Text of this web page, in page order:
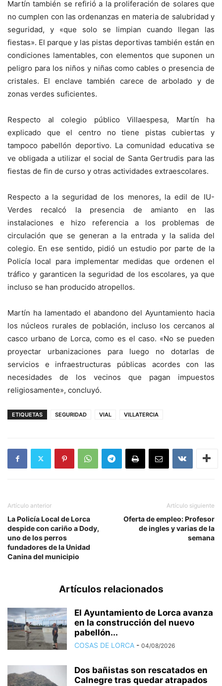
Martín también se refirió a la proliferación de solares que
no cumplen con las ordenanzas en materia de salubridad y
seguridad, y «que solo se limpian cuando llegan las
fiestas». El parque y las pistas deportivas también están en
condiciones lamentables, con elementos que suponen un
peligro para los niños y niñas como cables o presencia de
cristales. El enclave también carece de arbolado y de
zonas verdes suficientes.
Respecto al colegio público Villaespesa, Martín ha
explicado que el centro no tiene pistas cubiertas y
tampoco pabellón deportivo. La comunidad educativa se
ve obligada a utilizar el social de Santa Gertrudis para las
fiestas de fin de curso y otras actividades extraescolares.
Respecto a la seguridad de los menores, la edil de IU-
Verdes recalcó la presencia de amianto en las
instalaciones e hizo referencia a los problemas de
circulación que se generan a la entrada y la salida del
colegio. En ese sentido, pidió un estudio por parte de la
Policía local para implementar medidas que ordenen el
tráfico y garanticen la seguridad de los escolares, ya que
incluso se han producido atropellos.
Martín ha lamentado el abandono del Ayuntamiento hacia
los núcleos rurales de población, incluso los cercanos al
casco urbano de Lorca, como es el caso. «No se pueden
proyectar urbanizaciones para luego no dotarlas de
servicios e infraestructuras públicas acordes con las
necesidades de los vecinos que pagan impuestos
religiosamente», concluyó.
ETIQUETAS SEGURIDAD VIAL VILLATERCIA
Artículo anterior
La Policía Local de Lorca
despide con cariño a Dody,
uno de los perros
fundadores de la Unidad
Canina del municipio
Artículo siguiente
Oferta de empleo: Profesor
de ingles y varias de la
semana
Artículos relacionados
El Ayuntamiento de Lorca avanza
en la construcción del nuevo
pabellón...
COSAS DE LORCA - 04/08/2026
Dos bañistas son rescatados en
Calnegre tras quedar atrapados